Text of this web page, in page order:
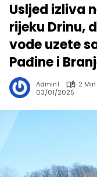
Usljed izliva
rijeku Drinu,
vode uzete
Pađine i
Admin1
2
03/01/2025